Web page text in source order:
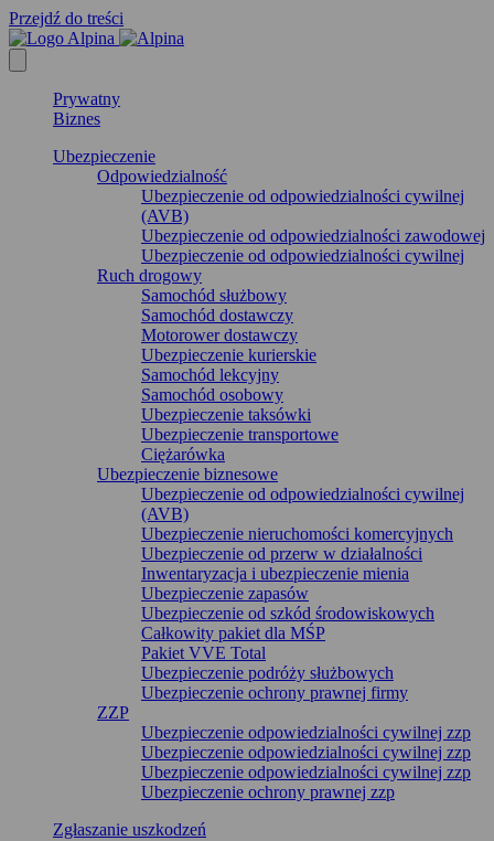
Przejdź do treści
Prywatny
Biznes
Ubezpieczenie
Odpowiedzialność
Ubezpieczenie od odpowiedzialności cywilnej
(AVB)
Ubezpieczenie od odpowiedzialności zawodowej
Ubezpieczenie od odpowiedzialności cywilnej
Ruch drogowy
Samochód służbowy
Samochód dostawczy
Motorower dostawczy
Ubezpieczenie kurierskie
Samochód lekcyjny
Samochód osobowy
Ubezpieczenie taksówki
Ubezpieczenie transportowe
Ciężarówka
Ubezpieczenie biznesowe
Ubezpieczenie od odpowiedzialności cywilnej
(AVB)
Ubezpieczenie nieruchomości komercyjnych
Ubezpieczenie od przerw w działalności
Inwentaryzacja i ubezpieczenie mienia
Ubezpieczenie zapasów
Ubezpieczenie od szkód środowiskowych
Całkowity pakiet dla MŚP
Pakiet VVE Total
Ubezpieczenie podróży służbowych
Ubezpieczenie ochrony prawnej firmy
ZZP
Ubezpieczenie odpowiedzialności cywilnej zzp
Ubezpieczenie odpowiedzialności cywilnej zzp
Ubezpieczenie odpowiedzialności cywilnej zzp
Ubezpieczenie ochrony prawnej zzp
Zgłaszanie uszkodzeń